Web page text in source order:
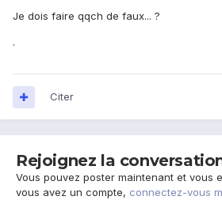
Je dois faire qqch de faux... ?
.
Citer
Rejoignez la
Vous pouvez poster maintenant et vous
vous avez un compte, connectez-vous